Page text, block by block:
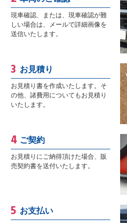
現車確認、または、現車確認が難
しい場合は、メールで詳細画像を
送信いたします。
お見積り
お見積り書を作成いたします。そ
の他、諸費用についてもお見積り
いたします。
ご契約
お見積りにご納得頂けた場合、販
売契約書を送付いたします。
お支払い